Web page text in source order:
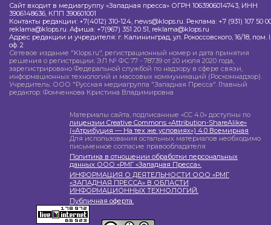
Сайт входит в медиагруппу «Западная пресса» ОГРН 1063906014743, ИНН
3906148636, КПП 390601001
Контакты редакции: +7(4012) 310-124, news@klops.ru. Реклама: +7 (931) 107 50
reklama@klops.ru. Афиша: +7(967) 351 20 51, reklama@klops.ru
Адрес редакции и учредителя: г. Калининград, ул. Рокоссовского, 16/18, пом. I,
оф. 2
Сетевое издание "Klops.ru", регистрационный номер и дата принятия
решения о регистрации: ЭЛ № ФС 77 - 78739 от 20 июля 2020 года,
зарегистрировано Федеральной службой по надзору в сфере связи,
информационных технологий и массовых коммуникаций (Роскомнадзор).
Учредитель: ООО "Русская медиагруппа "Западная Пресса". Главный
редактор: Фомченкова Кристина Владимировна
Материалы сайта, подписанные «CC 4.0» доступны по
лицензии Creative Commons «Attribution-ShareAlike»
(«Атрибуция — На тех же условиях») 4.0 Всемирная
Для использования остальных материалов необходимо
письменное согласие правообладателя
Политика в отношении обработки персональных
данных ООО «РМГ «Западная Пресса».
ИНФОРМАЦИЯ О ДЕЯТЕЛЬНОСТИ ООО «РМГ
«ЗАПАДНАЯ ПРЕССА» В ОБЛАСТИ
ИНФОРМАЦИОННЫХ ТЕХНОЛОГИЙ.
Публичная оферта.